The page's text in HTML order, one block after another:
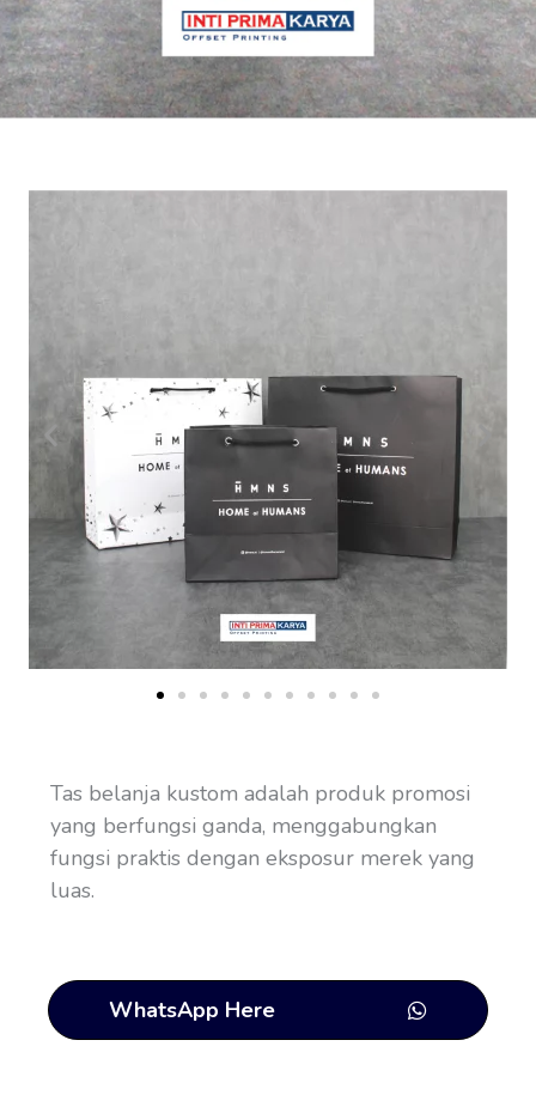
Tas belanja kustom adalah produk promosi
yang berfungsi ganda, menggabungkan
fungsi praktis dengan eksposur merek yang
luas.
WhatsApp Here